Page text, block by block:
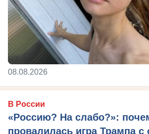
08.08.2026
В России
«Россию? На слабо?»:
провалилась игра Трампа